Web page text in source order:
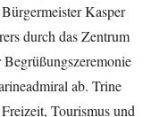
Kasper
durch das Zentrum
ab. Trine
Tourismus und